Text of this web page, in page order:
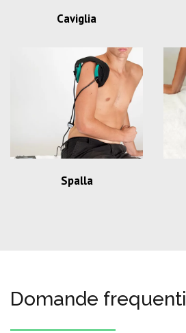
Caviglia
Spalla
Domande frequenti